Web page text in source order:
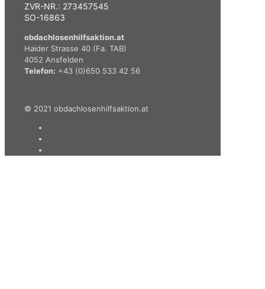
ZVR-NR.: 273457545
SO-16863
obdachlosenhilfsaktion.at
Haider Strasse 40 (Fa. TAB)
4052 Ansfelden
Telefon: +43 (0)650 533 42 56
© 2021 obdachlosenhilfsaktion.at